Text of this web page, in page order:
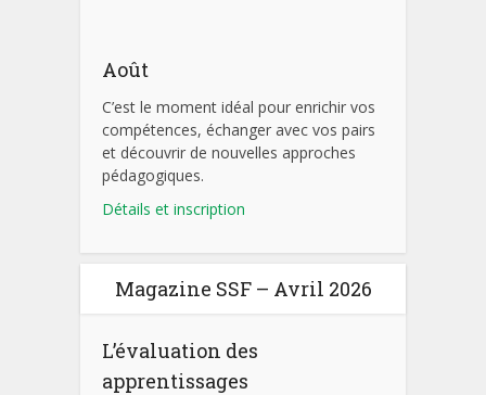
Août
C’est le moment idéal pour enrichir vos
compétences, échanger avec vos pairs
et découvrir de nouvelles approches
pédagogiques.
Détails et inscription
Magazine SSF – Avril 2026
L’évaluation des
apprentissages